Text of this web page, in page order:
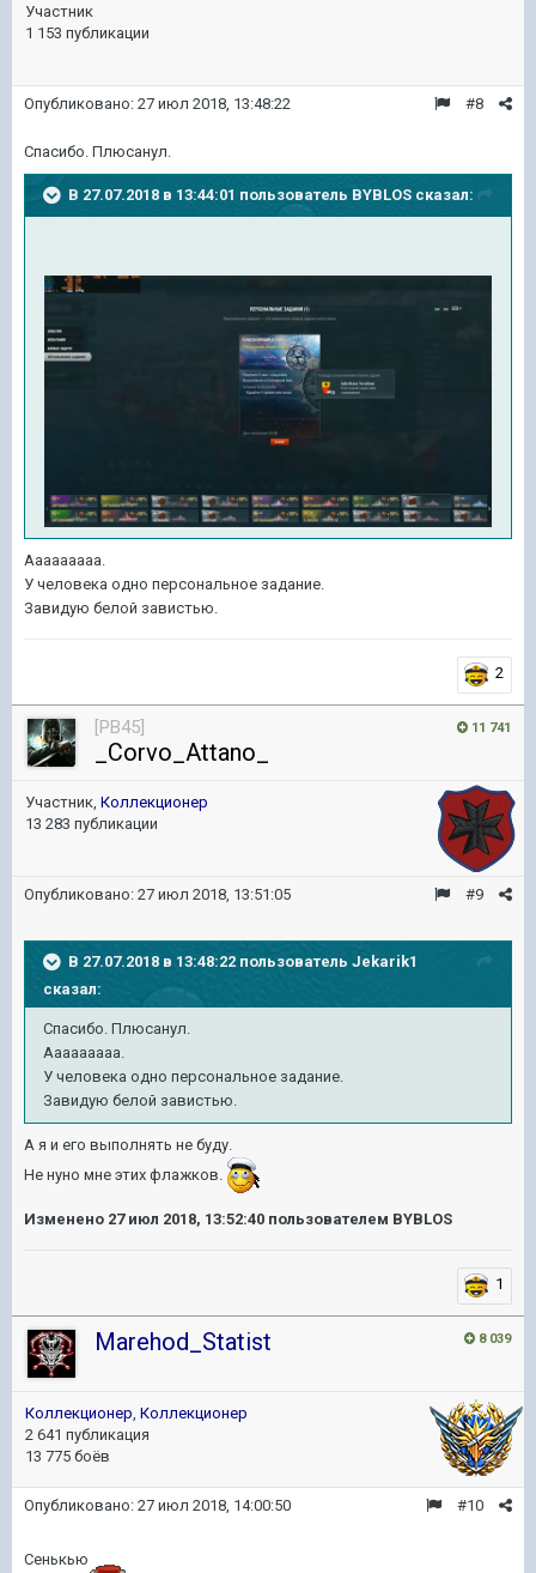
Участник
1 153 публикации
#8
Опубликовано: 27 июл 2018, 13:48:22
Спасибо. Плюсанул.
В 27.07.2018 в 13:44:01 пользователь BYBLOS сказал:
Ааааааааа.
У человека одно персональное задание.
Завидую белой завистью.
2
11 741
[PB45]
_Corvo_Attano_
Участник, Коллекционер
13 283 публикации
#9
Опубликовано: 27 июл 2018, 13:51:05
В 27.07.2018 в 13:48:22 пользователь Jekarik1
сказал:
Спасибо. Плюсанул.
Ааааааааа.
У человека одно персональное задание.
Завидую белой завистью.
А я и его выполнять не буду.
Не нуно мне этих флажков.
Изменено 27 июл 2018, 13:52:40 пользователем BYBLOS
1
8 039
Marehod_Statist
Коллекционер Коллекционер
2 641 публикация
13 775 боёв
#10
Опубликовано: 27 июл 2018, 14:00:50
Сенькью